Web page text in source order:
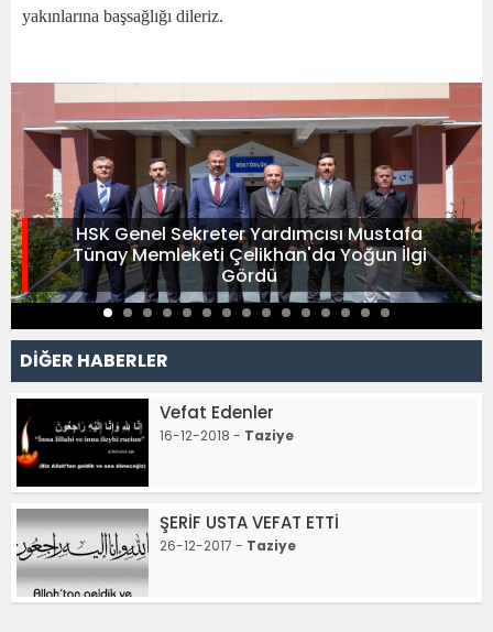
yakınlarına başsağlığı dileriz.
HSK Genel Sekreter Yardımcısı Mustafa
Tünay Memleketi Çelikhan'da Yoğun İlgi
Gördü
DİĞER HABERLER
Vefat Edenler
16-12-2018 - Taziye
ŞERİF USTA VEFAT ETTİ
26-12-2017 - Taziye